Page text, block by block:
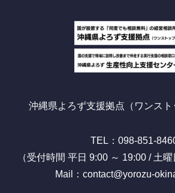
沖縄県よろず支援拠点（ワンスト
TEL：098-851-
（受付時間 平日 9:00 ～ 19:00 / 土曜
Mail：contact@yorozu-